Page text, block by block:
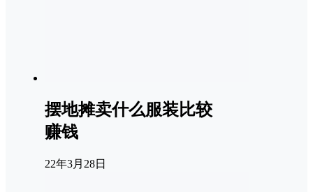
摆地摊卖什么服装比较
赚钱
22年3月28日